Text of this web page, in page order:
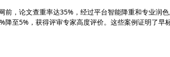
前，论文查重率达35%，经过平台智能降重和专业润
降至5%，获得评审专家高度评价。这些案例证明了早